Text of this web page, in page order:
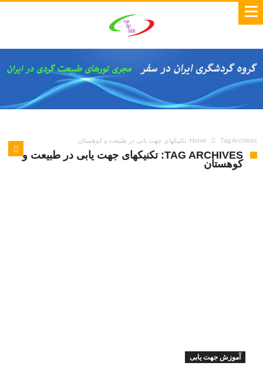
Home Tag Archives: تکنیکهای جهت یابی در طبیعت و کوهستان
TAG ARCHIVES: تکنیکهای جهت یابی در طبیعت و
کوهستان
آموزش جهت یابی